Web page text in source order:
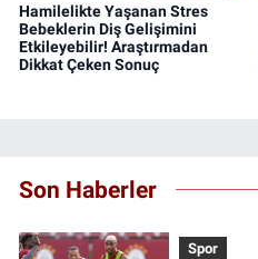
Hamilelikte Yaşanan Stres
Bebeklerin Diş Gelişimini
Etkileyebilir! Araştırmadan
Dikkat Çeken Sonuç
Son Haberler
Spor